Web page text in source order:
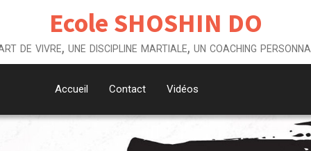
Ecole SHOSHIN DO
de vivre, une discipline martiale, un coaching
Accueil Contact Vidéos